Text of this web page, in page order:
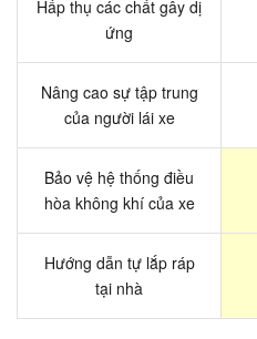
Hấp thụ các chất gây dị
ứng
Nâng cao sự tập trung
của người lái xe
Bảo vệ hệ thống điều
hòa không khí của xe
Hướng dẫn tự lắp ráp
tại nhà